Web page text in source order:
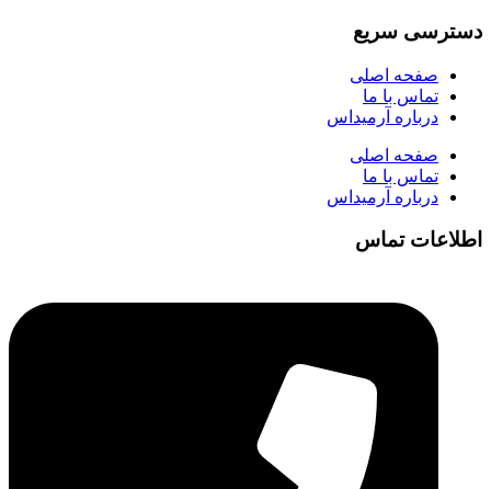
دسترسی سریع
صفحه اصلی
تماس با ما
درباره آرمیداس
صفحه اصلی
تماس با ما
درباره آرمیداس
اطلاعات تماس